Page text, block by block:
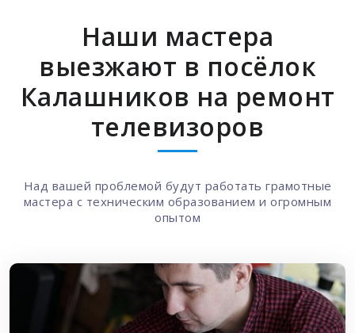
Наши мастера
выезжают в посёлок
Калашников на ремонт
телевизоров
Над вашей проблемой будут работать грамотные
мастера с техническим образованием и огромным
опытом